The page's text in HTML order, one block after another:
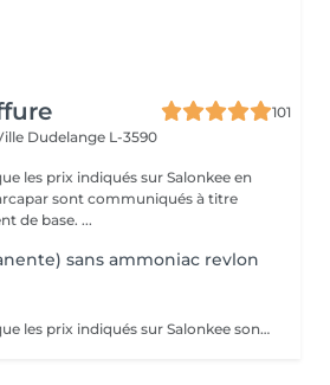
101
Dudelange L-3590
les prix indiqués sur Salonkee en
à titre
de base. ...
sans ammoniac revlon
Veuillez prendre note que les prix indiqués sur Salonkee sont communiqués à titre informatif et s'entendent de base. Ces derniers sont susceptibles de varier selon le diagnostic réalisé à votre arrivée au salon et l'expertise du professionnel à qui vous confiez votre beauté. Dans tous les cas, un devis précis vous sera proposé et toutes réalisations de prestations seront effectuées avec votre accord. Un grand merci d'avance pour votre compréhension. Au plaisir de vous recevoir très vite.